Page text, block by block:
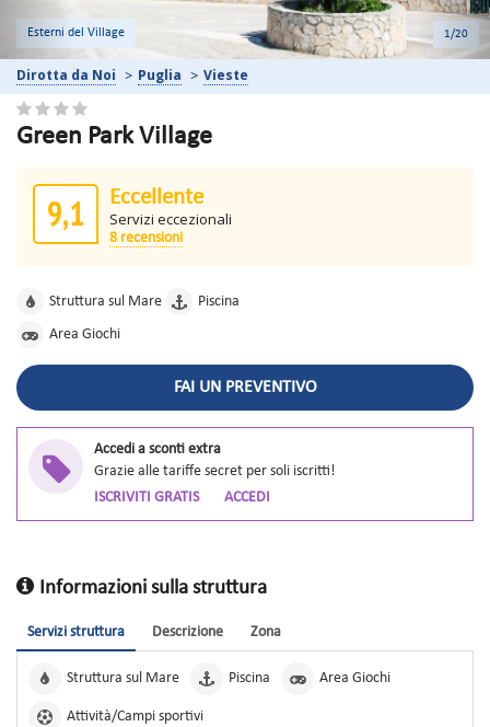
2/20
Dirotta da Noi Puglia Vieste
Green Park Village
9,1 Eccellente
Servizi eccezionali
8 recensioni
Struttura sul Mare
Piscina
Area Giochi
FAI UN PREVENTIVO
Accedi a sconti extra
Grazie alle tariffe secret per soli iscritti!
ISCRIVITI GRATIS
ACCEDI
Informazioni sulla struttura
Servizi struttura Descrizione Zona
Struttura sul Mare Piscina Area Giochi
Attività/Campi sportivi